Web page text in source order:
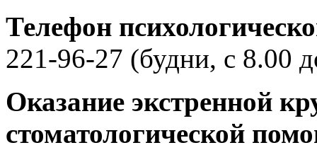
Телефон
221-96-27 (будни, с 8.00
Оказание экстренной
стоматологической